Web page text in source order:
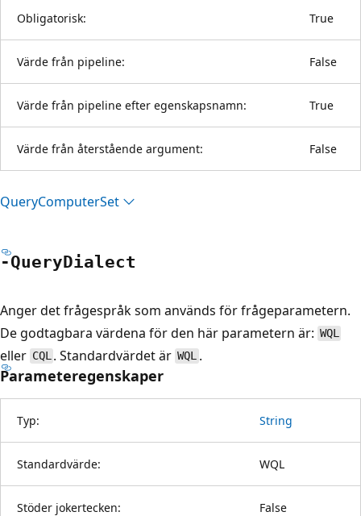
Obligatorisk: True
Värde från pipeline: False
Värde från pipeline efter egenskapsnamn: True
Värde från återstående argument: False
QueryComputerSet
-QueryDialect
Anger det frågespråk som används för frågeparametern.
De godtagbara värdena för den här parametern är: WQL
eller CQL . Standardvärdet ärWQL.
Parameteregenskaper
Typ: String
Standardvärde: WQL
Stöder jokertecken: False